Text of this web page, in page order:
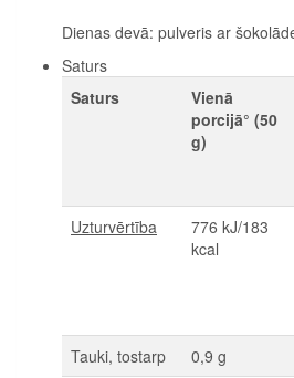
Dienas devā: pulveris ar
Saturs
Saturs
Vienā
porcijā° (50
g)
Uzturvērtība
776 kJ/183
kcal
Tauki, tostarp 0,9 g